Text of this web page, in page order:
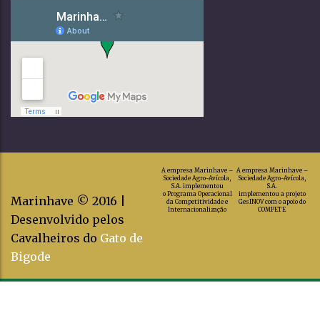
Marinhave © 2016 |
Desenvolvido pelos
Cavalheiros do Gato de
Bigode
A empresa Marinhave –
Sociedade Agro-Avícola,
S.A.
implementou a projeto
GesINOV com o apoio do
COMPETE
A empresa Marinhave –
Sociedade Agro-Avícola,
S.A. implementou
o Programa Operacional
da Competitividade e
Internacionalização